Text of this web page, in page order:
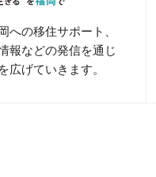
への移住サポート、
報などの発信を通じ
広げていきます。